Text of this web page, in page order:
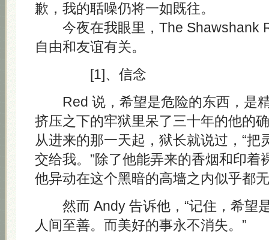
歉，我的聒噪仍将一如既往。
今夜在我眼里，The Shawshank
自由和友谊有关。
[1]、信念
Red 说，希望是危险的东西，是
挤压之下的牢狱里呆了三十年的他的
从进来的那一天起，狱长就说过，“把
交给我。”除了他能弄来的香烟和印着
他异动在这个黑暗的高墙之内似乎都
然而 Andy 告诉他，“记住，希望
人间至善。而美好的事永不消失。”